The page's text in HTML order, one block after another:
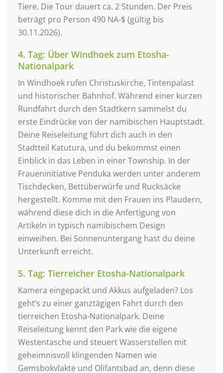
Tiere. Die Tour dauert ca. 2 Stunden. Der Preis
beträgt pro Person 490 NA-$ (gültig bis
30.11.2026).
4. Tag: Über Windhoek zum Etosha-
Nationalpark
In Windhoek rufen Christuskirche, Tintenpalast
und historischer Bahnhof. Während einer kurzen
Rundfahrt durch den Stadtkern sammelst du
erste Eindrücke von der namibischen Hauptstadt.
Deine Reiseleitung führt dich auch in den
Stadtteil Katutura, und du bekommst einen
Einblick in das Leben in einer Township. In der
Fraueninitiative Penduka werden unter anderem
Tischdecken, Bettüberwürfe und Rucksäcke
hergestellt. Komme mit den Frauen ins Plaudern,
während diese dich in die Anfertigung von
Artikeln in typisch namibischem Design
einweihen. Bei Sonnenuntergang hast du deine
Unterkunft erreicht.
5. Tag: Tierreicher Etosha-Nationalpark
Kamera eingepackt und Akkus aufgeladen? Los
geht’s zu einer ganztägigen Fahrt durch den
tierreichen Etosha-Nationalpark. Deine
Reiseleitung kennt den Park wie die eigene
Westentasche und steuert Wasserstellen mit
geheimnisvoll klingenden Namen wie
Gemsbokvlakte und Olifantsbad an, denn diese